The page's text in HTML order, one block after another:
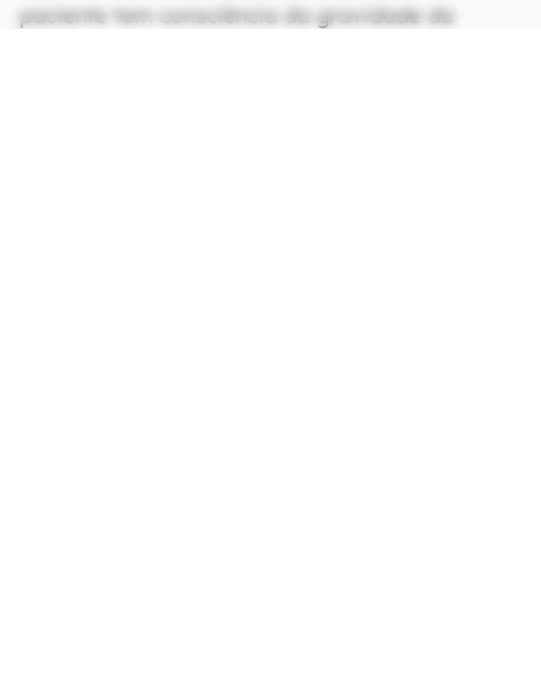
paciente tem consciência da gravidade da